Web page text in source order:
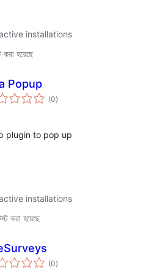
installations
হয়েছে
Popup
(0total
ratings
)
plugin to pop up
installations
করা হয়েছে
(0total
ratings
)